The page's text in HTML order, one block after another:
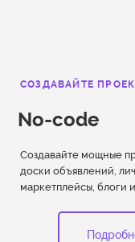
СОЗДАВАЙТЕ
No-code
Создавайте мощные
доски объявлений,
маркетплейсы, блоги